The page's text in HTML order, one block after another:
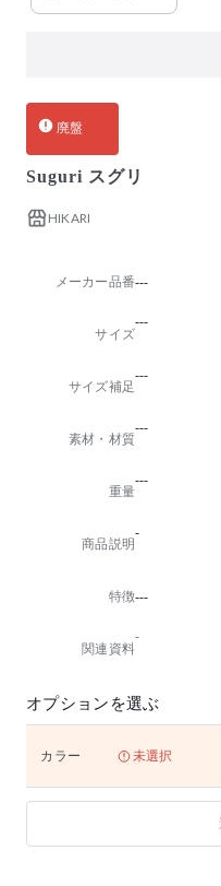
廃盤
Suguri スグリ
HIKARI
メーカー品番---
サイズ
---
サイズ補足
---
素材・材質
---
重量
---
商品説明
-
特徴---
関連資料
-
オプションを選ぶ
カラー 未選択